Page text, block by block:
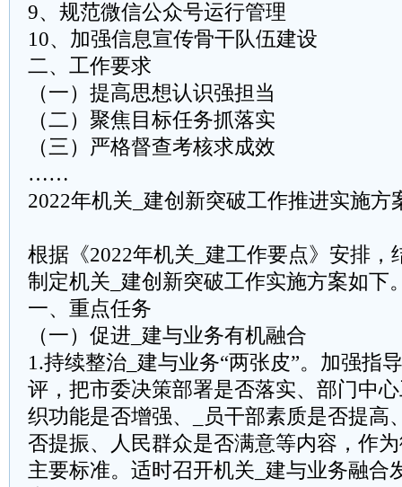
9、规范微信公众号运行管理
10、加强信息宣传骨干队伍建设
二、工作要求
（一）提高思想认识强担当
（二）聚焦目标任务抓落实
（三）严格督查考核求成效
……
2022年机关_建创新突破工作推进实施方
根据《2022年机关_建工作要点》安排，
制定机关_建创新突破工作实施方案如下
一、重点任务
（一）促进_建与业务有机融合
1.持续整治_建与业务“两张皮”。加强指
评，把市委决策部署是否落实、部门中
织功能是否增强、_员干部素质是否提高
否提振、人民群众是否满意等内容，作
主要标准。适时召开机关_建与业务融合